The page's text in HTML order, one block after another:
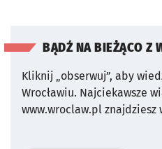
BĄDŹ NA BIEŻĄCO Z
Kliknij „obserwuj”, aby
Wrocławiu. Najciekawsze
www.wroclaw.pl znajdziesz